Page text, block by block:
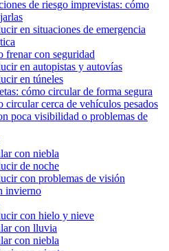
de riesgo imprevistas: cómo
en situaciones de emergencia
frenar con seguridad
en autopistas y autovías
en túneles
cómo circular de forma segura
circular cerca de vehículos pesados
poca visibilidad o problemas de
con niebla
de noche
con problemas de visión
invierno
con hielo y nieve
con lluvia
con niebla